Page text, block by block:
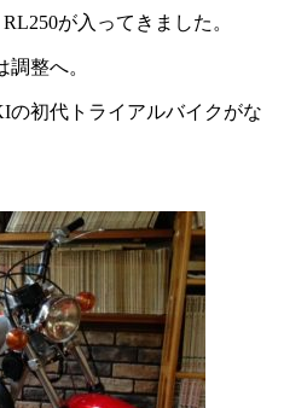
が入ってきました。
整へ。
初代トライアルバイクがな